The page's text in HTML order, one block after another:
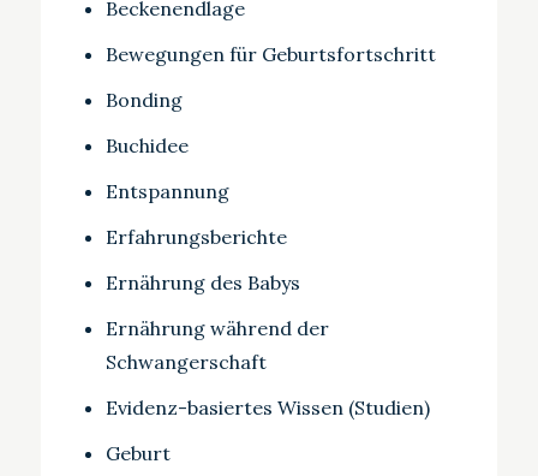
Beckenendlage
Bewegungen für Geburtsfortschritt
Bonding
Buchidee
Entspannung
Erfahrungsberichte
Ernährung des Babys
Ernährung während der
Schwangerschaft
Evidenz-basiertes Wissen (Studien)
Geburt